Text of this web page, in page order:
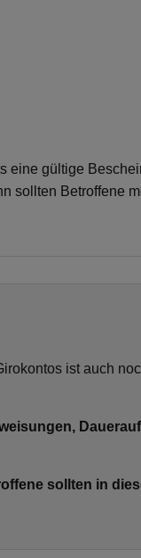
eine gültige
sollten Betroffene
ist auch
sollten in